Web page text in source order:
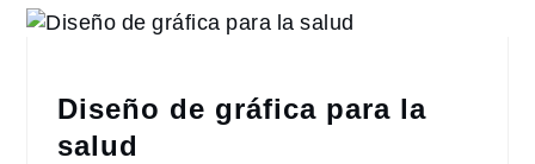
Diseño de gráfica para la
salud